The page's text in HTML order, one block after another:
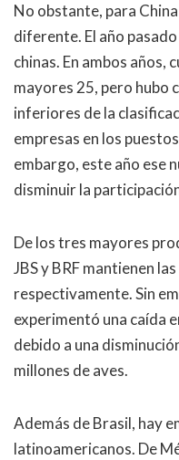
No obstante, para
diferente. El año
chinas. En ambos
mayores 25, pero hubo
inferiores de la
empresas en los
embargo, este año ese
disminuir la
De los tres mayores
JBS y BRF mantienen
respectivamente. Sin
experimentó una caída
debido a una
millones de aves.
Además de Brasil, hay
latinoamericanos. De